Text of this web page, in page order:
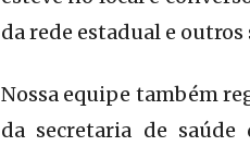
da rede estadual e
Nossa equipe também
da secretaria de